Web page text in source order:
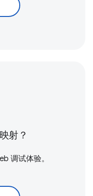
射？
调试体验。